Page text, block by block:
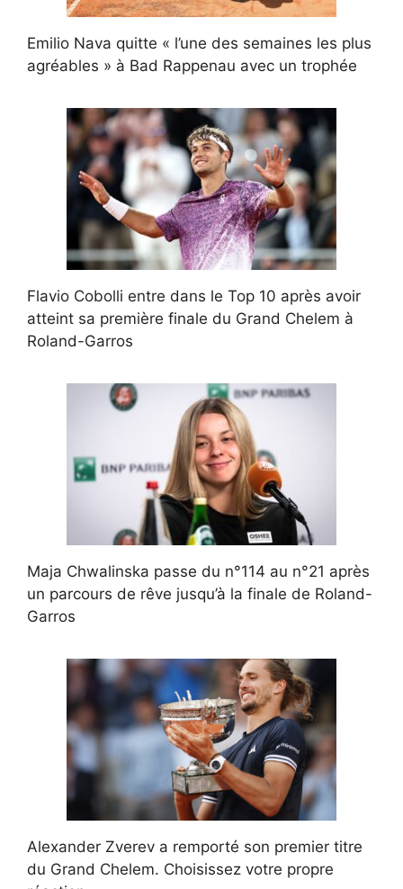
Emilio Nava quitte « l’une des semaines les plus
agréables » à Bad Rappenau avec un trophée
Flavio Cobolli entre dans le Top 10 après avoir
atteint sa première finale du Grand Chelem à
Roland-Garros
Maja Chwalinska passe du n°114 au n°21 après
un parcours de rêve jusqu’à la finale de Roland-
Garros
Alexander Zverev a remporté son premier titre
du Grand Chelem. Choisissez votre propre